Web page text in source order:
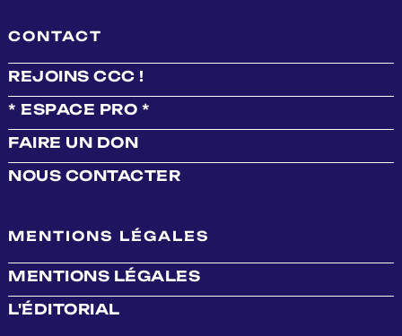
CONTACT
REJOINS CCC !
* ESPACE PRO *
FAIRE UN DON
NOUS CONTACTER
MENTIONS LÉGALES
MENTIONS LÉGALES
L'ÉDITORIAL